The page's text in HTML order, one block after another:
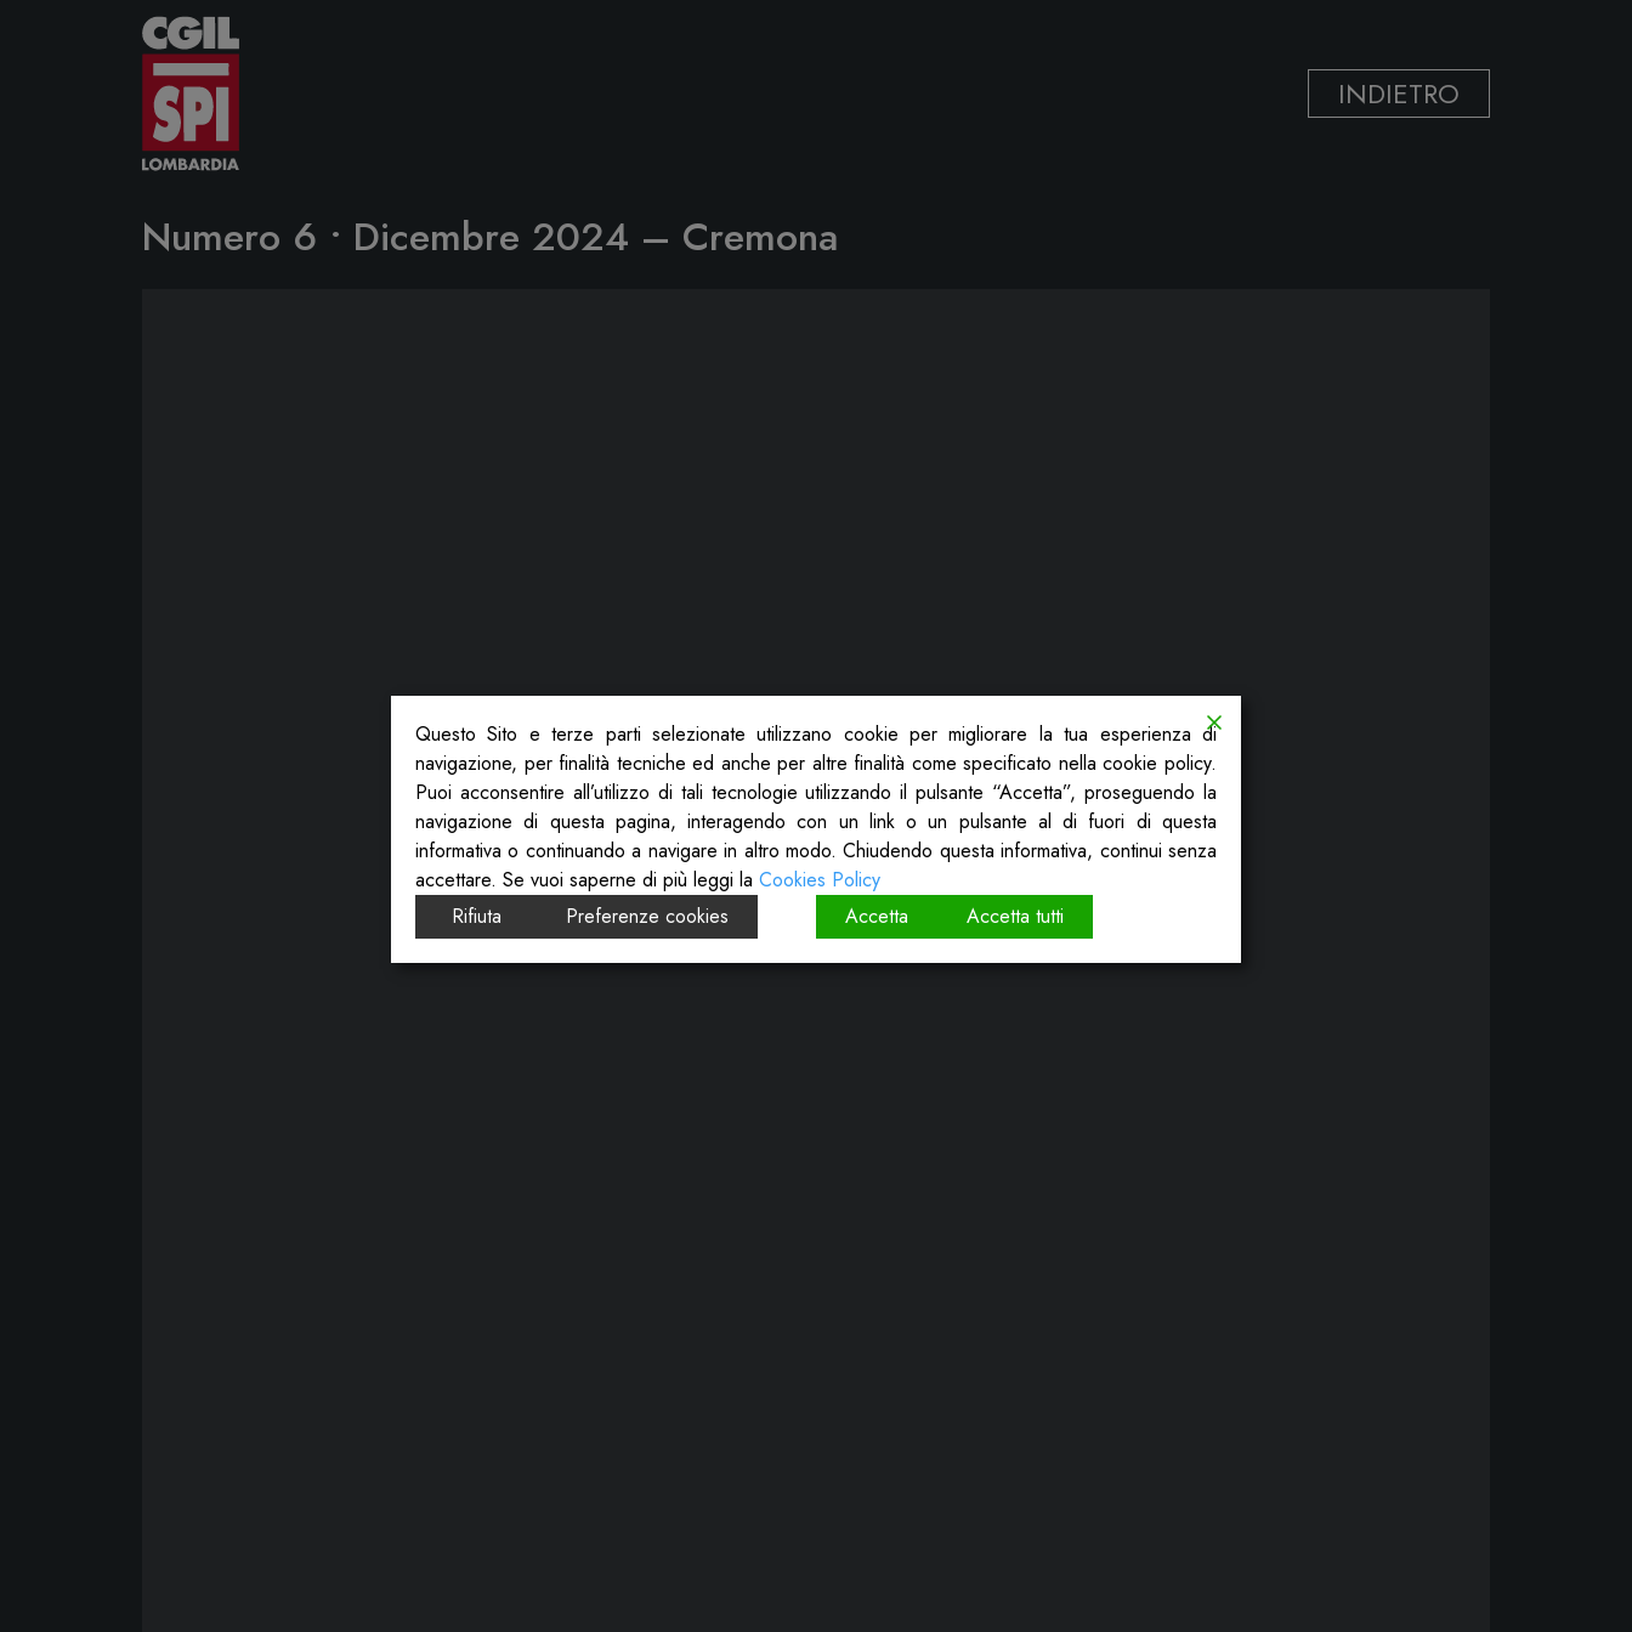
Vai al contenuto
INDIETRO
Numero 6 • Dicembre 2024 – Cremona
Questo Sito e terze parti selezionate utilizzano cookie per migliorare la tua esperienza di
navigazione, per finalità tecniche ed anche per altre finalità come specificato nella cookie policy.
Puoi acconsentire all’utilizzo di tali tecnologie utilizzando il pulsante “Accetta”, proseguendo la
navigazione di questa pagina, interagendo con un link o un pulsante al di fuori di questa
informativa o continuando a navigare in altro modo. Chiudendo questa informativa, continui senza
accettare. Se vuoi saperne di più leggi la Cookies Policy
Rifiuta
Preferenze cookies Accetta Accetta tutti